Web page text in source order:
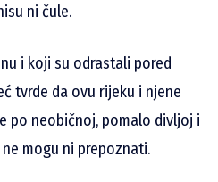
ni čule.
i koji su odrastali pored
tvrde da ovu rijeku i njene
po neobičnoj, pomalo divljoj i
mogu ni prepoznati.